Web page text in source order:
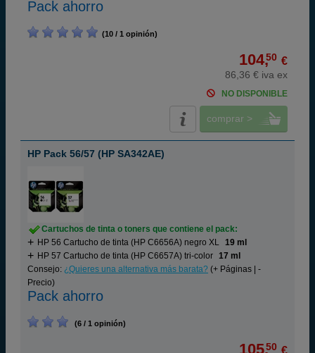
Pack ahorro
(10 / 1 opinión)
104,50 €
86,36 € iva ex
NO DISPONIBLE
comprar >
HP Pack 56/57 (HP SA342AE)
Cartuchos de tinta o toners que contiene el pack:
HP 56 Cartucho de tinta (HP C6656A) negro XL 19 ml
HP 57 Cartucho de tinta (HP C6657A) tri-color 17 ml
Consejo: ¿Quieres una alternativa más barata? (+ Páginas | -
Precio)
Pack ahorro
(6 / 1 opinión)
105,50 €